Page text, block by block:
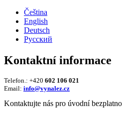
Čeština
English
Deutsch
Русский
Kontaktní informace
Telefon.: +420 602 106 021
Email: info@vynalez.cz
Kontaktujte nás pro úvodní